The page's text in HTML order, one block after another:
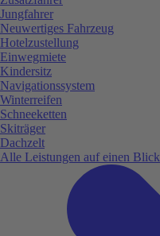
Jungfahrer
Neuwertiges Fahrzeug
Hotelzustellung
Einwegmiete
Kindersitz
Navigationssystem
Winterreifen
Schneeketten
Skiträger
Dachzelt
Alle Leistungen auf einen Blick